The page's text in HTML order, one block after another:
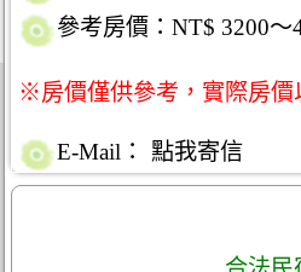
參考房價：NT$ 3200～
※房價僅供參考，實際房
E-Mail： 點我寄信